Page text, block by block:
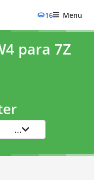
16 Menu
para 7Z
...